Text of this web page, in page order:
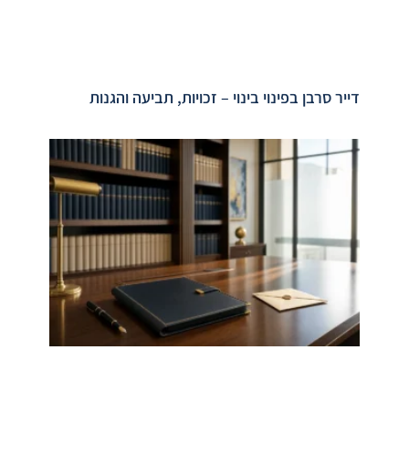
דייר סרבן בפינוי בינוי – זכויות, תביעה והגנות